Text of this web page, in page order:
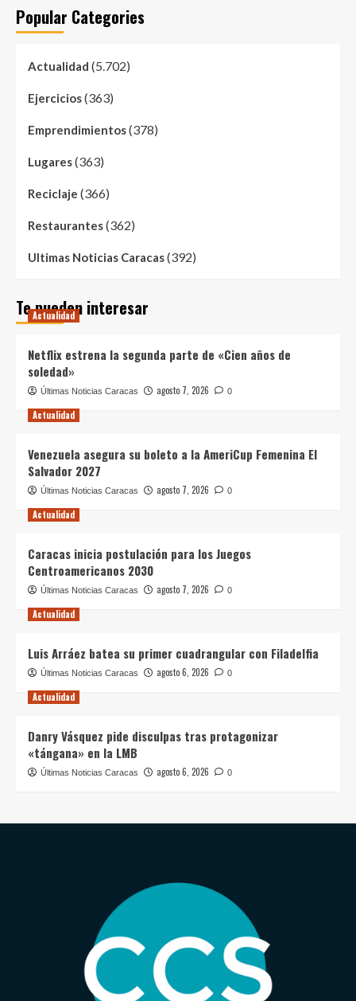
Popular Categories
Actualidad (5.702)
Ejercicios(363)
Emprendimientos(378)
Lugares(363)
Reciclaje (366)
Restaurantes(362)
Ultimas Noticias Caracas(392)
Te pueden interesar
Actualidad
Netflix estrena la segunda parte de «Cien años de
soledad»
Últimas Noticias Caracas agosto 7, 2026 0
Actualidad
Venezuela asegura su boleto a la AmeriCup Femenina El
Salvador 2027
Últimas Noticias Caracas agosto 7, 2026 0
Actualidad
Caracas inicia postulación para los Juegos
Centroamericanos 2030
Últimas Noticias Caracas agosto 7, 2026 0
Actualidad
Luis Arráez batea su primer cuadrangular con Filadelfia
Últimas Noticias Caracas agosto 6, 2026 0
Actualidad
Danry Vásquez pide disculpas tras protagonizar
«tángana» en la LMB
Últimas Noticias Caracas agosto 6, 2026 0